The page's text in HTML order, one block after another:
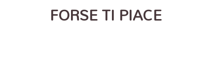
FORSE TI PIACE